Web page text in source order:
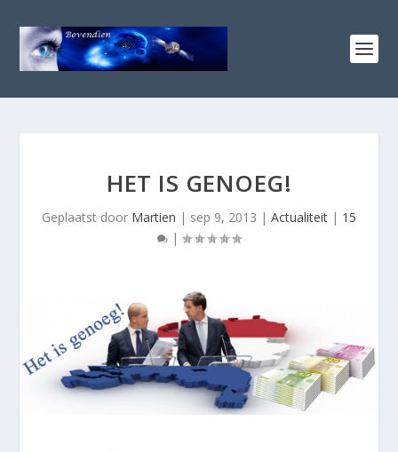
HET IS GENOEG!
Geplaatst door Martien | sep 9, 2013 | Actualiteit | 15
|